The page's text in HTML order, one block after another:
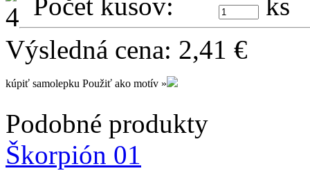
Výsledná cena: 2,41 €
kúpiť samolepku Použiť ako motív »
Podobné produkty
Škorpión 01